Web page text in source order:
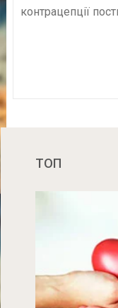
контрацепції
ТОП